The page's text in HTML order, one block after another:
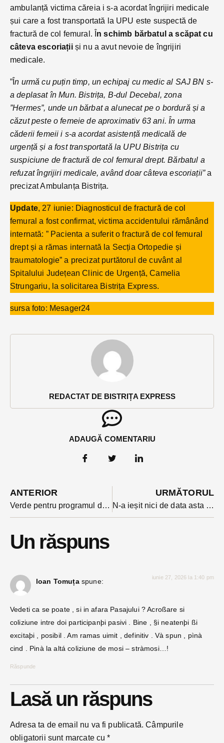
REDACTAT DE BISTRIȚA EXPRESS
ADAUGĂ COMENTARIU
ambulanță victima căreia i s-a acordat îngrijiri medicale
șui care a fost transportată la UPU este suspectă de
fractură de col femural. Î n schimb bărbatul a scăpat cu
câteva escoriațiiși nu a avut nevoie de îngrijiri
medicale.
”În urmă cu puțin timp, un echipaj cu medic al SAJ BN s-
a deplasat în Mun. Bistrița, B-dul Decebal, zona
”Hermes”, unde un bărbat a alunecat pe o bordură și a
căzut peste o femeie de aproximativ 63 ani. În urma
căderii femeii i s-a acordat asistență medicală de
urgență și a fost transportată la UPU Bistrița cu
suspiciune de fractură de col femural drept. Bărbatul a
refuzat îngrijiri medicale, având doar câteva escoriații”a
precizat Ambulanța Bistrița.
Update, 27 iunie: Diagnosticul de fractură de col
femural a fost confirmat, victima accidentului rămânând
internată: ” Pacienta a suferit o fractură de col femural
drept și a rămas internată la Secția Ortopedie și
traumatologie” a precizat purtătorul de cuvânt al
Spitalului Județean Clinic de Urgență, Camelia
Strungariu, la solicitarea Bistrița Express.
sursa foto: Mesager24
ANTERIOR
Verde pentru programul de reabilitare a blocurilor Becleanului
URMĂTORUL
N-a ieșit nici de data asta nimic după negocierile de la Cotroceni: președintele critic cu poziția PNL. Replica a venit de la Siegfried Mureșan
Un răspuns
loan Tomuța spune: iunie 27, 2026 la 1:40 pm
Vedeti ca se poate , si in afara Pasajului ? Acroßare si
coliziune intre doi participanþi pasivi . Bine , §i neatenþi ßi
excitaþi , posibil . Am ramas uimit , definitiv . Và spun , pìnà
cind . Pinà la altá coliziune de mosi – stràmosi…!
Răspunde
Lasă un răspuns
Adresa ta de email nu va fi publicată. Câmpurile
obligatorii sunt marcate cu*